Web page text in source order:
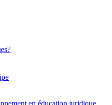
en éducation juridique